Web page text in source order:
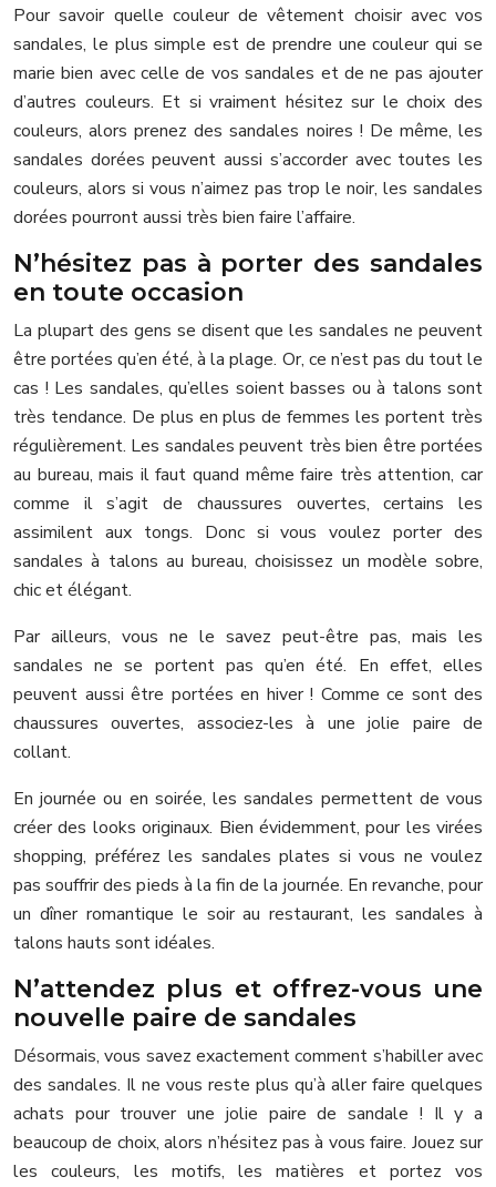
Pour savoir quelle couleur de vêtement choisir avec vos
sandales, le plus simple est de prendre une couleur qui se
marie bien avec celle de vos sandales et de ne pas ajouter
d’autres couleurs. Et si vraiment hésitez sur le choix des
couleurs, alors prenez des sandales noires ! De même, les
sandales dorées peuvent aussi s’accorder avec toutes les
couleurs, alors si vous n’aimez pas trop le noir, les sandales
dorées pourront aussi très bien faire l’affaire.
N’hésitez pas à porter des sandales
en toute occasion
La plupart des gens se disent que les sandales ne peuvent
être portées qu’en été, à la plage. Or, ce n’est pas du tout le
cas ! Les sandales, qu’elles soient basses ou à talons sont
très tendance. De plus en plus de femmes les portent très
régulièrement. Les sandales peuvent très bien être portées
au bureau, mais il faut quand même faire très attention, car
comme il s’agit de chaussures ouvertes, certains les
assimilent aux tongs. Donc si vous voulez porter des
sandales à talons au bureau, choisissez un modèle sobre,
chic et élégant.
Par ailleurs, vous ne le savez peut-être pas, mais les
sandales ne se portent pas qu’en été. En effet, elles
peuvent aussi être portées en hiver ! Comme ce sont des
chaussures ouvertes, associez-les à une jolie paire de
collant.
En journée ou en soirée, les sandales permettent de vous
créer des looks originaux. Bien évidemment, pour les virées
shopping, préférez les sandales plates si vous ne voulez
pas souffrir des pieds à la fin de la journée. En revanche, pour
un dîner romantique le soir au restaurant, les sandales à
talons hauts sont idéales.
N’attendez plus et offrez-vous une
nouvelle paire de sandales
Désormais, vous savez exactement comment s’habiller avec
des sandales. Il ne vous reste plus qu’à aller faire quelques
achats pour trouver une jolie paire de sandale ! Il y a
beaucoup de choix, alors n’hésitez pas à vous faire. Jouez sur
les couleurs, les motifs, les matières et portez vos